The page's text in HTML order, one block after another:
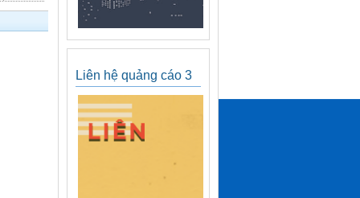
Liên hệ quảng cáo 3